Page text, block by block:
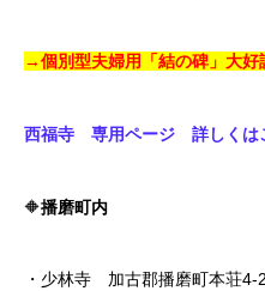
→個別型夫婦用「結の碑」大好
西福寺 専用ページ 詳しくは
🔶播磨町内
・少林寺 加古郡播磨町本荘